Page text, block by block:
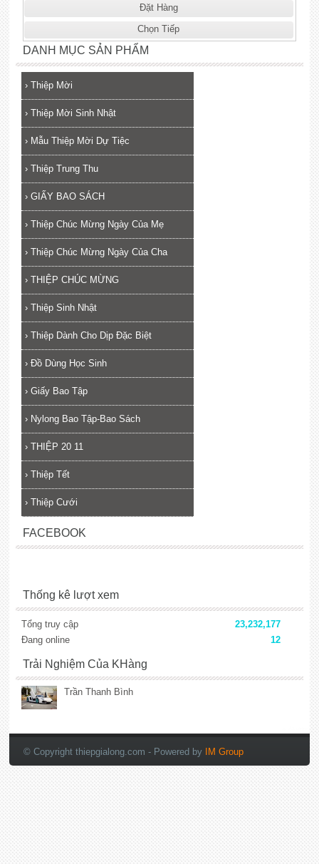
Đặt Hàng
Chọn Tiếp
DANH MỤC SẢN PHẨM
› Thiệp Mời
› Thiệp Mời Sinh Nhật
› Mẫu Thiệp Mời Dự Tiệc
› Thiệp Trung Thu
› GIẤY BAO SÁCH
› Thiệp Chúc Mừng Ngày Của Mẹ
› Thiệp Chúc Mừng Ngày Của Cha
› THIỆP CHÚC MỪNG
› Thiệp Sinh Nhật
› Thiệp Dành Cho Dịp Đặc Biệt
› Đồ Dùng Học Sinh
› Giấy Bao Tập
› Nylong Bao Tập-Bao Sách
› THIỆP 20 11
› Thiệp Tết
› Thiệp Cưới
FACEBOOK
Thống kê lượt xem
Tổng truy cập
23,232,177
Đang online
12
Trải Nghiệm Của KHàng
Trần Thanh Bình
© Copyright thiepgialong.com - Powered by IM Group